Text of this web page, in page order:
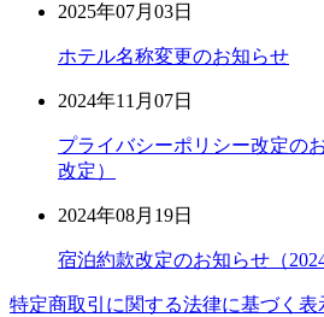
2025年07月03日
ホテル名称変更のお知らせ
2024年11月07日
プライバシーポリシー改定の
改定）
2024年08月19日
宿泊約款改定のお知らせ（
特定商取引に関する法律に基づく表